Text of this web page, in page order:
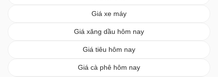
Giá xe máy
Giá xăng dầu hôm nay
Giá tiêu hôm nay
Giá cà phê hôm nay